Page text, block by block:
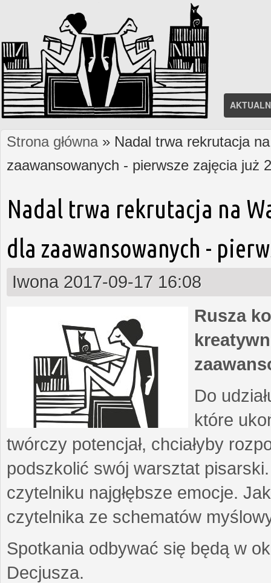
Jesteś tutaj
Strona główna» Nadal trwa rekrutacja
zaawansowanych - pierwsze zajęcia już
Nadal trwa rekrutacja na
dla zaawansowanych -
Iwona 2017-09-17 16:08
Rusza
Do
które
twórczy potencjał, chciałyby
podszkolić swój warsztat
czytelniku najgłębsze emocje.
czytelnika ze schematów
Spotkania odbywać się będą w
Decjusza.